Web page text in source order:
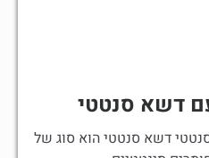
דשא סנטטי
דשא סנטטי הוא סוג של